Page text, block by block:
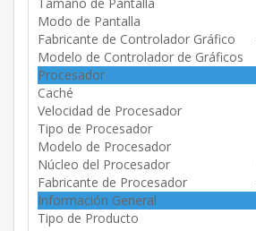
Modo de Pantalla
Fabricante de Controlador Gráfico
Modelo de Controlador de Gráficos
Procesador
Caché
Velocidad de Procesador
Tipo de Procesador
Modelo de Procesador
Núcleo del Procesador
Fabricante de Procesador
Información General
Tipo de Producto